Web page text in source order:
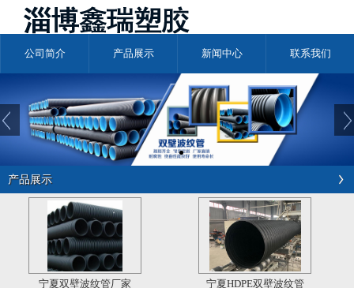
公司简介 产品展示 新闻中心 联系我们
产品展示
宁夏双壁波纹管厂家 宁夏HDPE双壁波纹管